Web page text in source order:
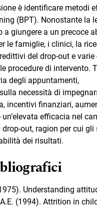
è identificare metodi
(BPT). Nonostante
a giungere a un precoce
le famiglie, i clinici, la
del drop-out e
procedure di
degli appuntamenti,
necessità di
incentivi finanziari,
efficacia nel
out, ragion per cui
dei risultati.
Understanding
(1994). Attrition in